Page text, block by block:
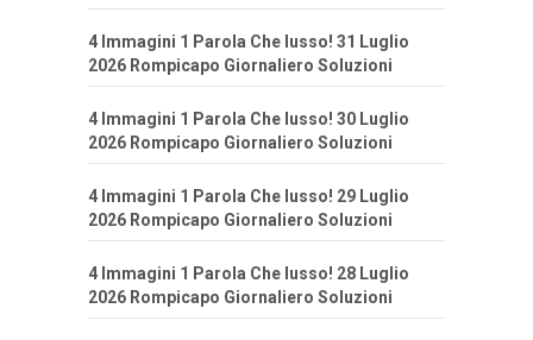
4 Immagini 1 Parola Che lusso! 31 Luglio
2026 Rompicapo Giornaliero Soluzioni
4 Immagini 1 Parola Che lusso! 30 Luglio
2026 Rompicapo Giornaliero Soluzioni
4 Immagini 1 Parola Che lusso! 29 Luglio
2026 Rompicapo Giornaliero Soluzioni
4 Immagini 1 Parola Che lusso! 28 Luglio
2026 Rompicapo Giornaliero Soluzioni